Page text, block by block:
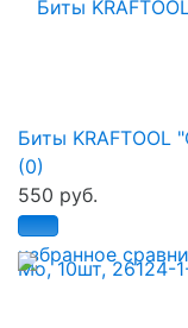
избранное
Биты KRAFTOOL
(0)
550 руб.